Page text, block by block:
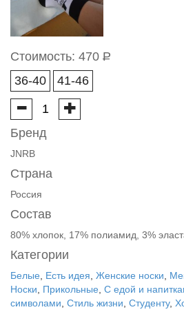
Стоимость: 470 Р
36-40
41-46
Бренд
JNRB
Страна
Россия
Состав
80% хлопок, 17% полиамид, 3%
Категории
Белые Есть идея Женские носки
Носки
Прикольные С едой и
символами Стиль жизни Студенту,